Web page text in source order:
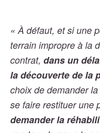
« À défaut, et si une
terrain impropre à la
contrat, dans un
la découverte de la
choix de demander
se faire restituer une
demander la